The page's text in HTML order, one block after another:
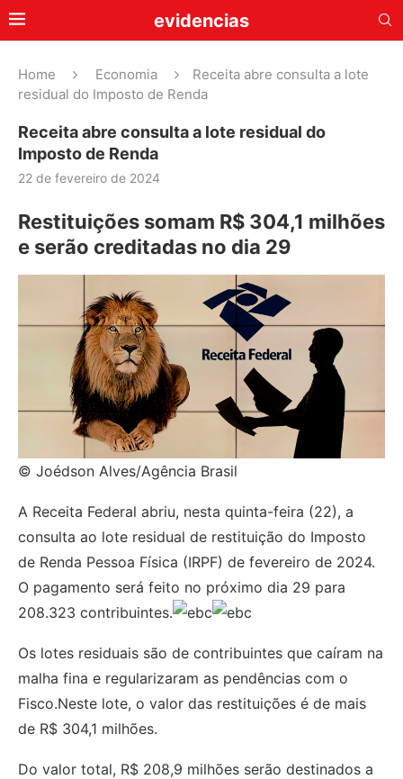
evidencias
Home Economia
Receita abre consulta a lote
residual do Imposto de Renda
Receita abre consulta a lote residual do
Imposto de Renda
22 de fevereiro de 2024
Restituições somam R$ 304,1 milhões
e serão creditadas no dia 29
© Joédson Alves/Agência Brasil
A Receita Federal abriu, nesta quinta-feira (22), a
consulta ao lote residual de restituição do Imposto
de Renda Pessoa Física (IRPF) de fevereiro de 2024.
O pagamento será feito no próximo dia 29 para
208.323 contribuintes.
Os lotes residuais são de contribuintes que caíram na
malha fina e regularizaram as pendências com o
Fisco.Neste lote, o valor das restituições é de mais
de R$ 304,1 milhões.
Do valor total, R$ 208,9 milhões serão destinados a